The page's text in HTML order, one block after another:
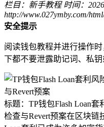
栏目：新手教程 时间：
http://www.027ymby.com/
安全提示
阅读钱包教程并进行操作
下都不要泄露助记词、私钥
标题：TP钱包Flash Loan
检查与Revert预案在区块链